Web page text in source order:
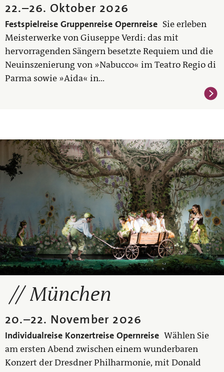
22.–26. Oktober 2026
Festspielreise Gruppenreise Opernreise Sie erleben
Meisterwerke von Giuseppe Verdi: das mit
hervorragenden Sängern besetzte Requiem und die
Neuinszenierung von »Nabucco« im Teatro Regio di
Parma sowie »Aida« in...
München
20.–22. November 2026
Individualreise Konzertreise Opernreise Wählen Sie
am ersten Abend zwischen einem wunderbaren
Konzert der Dresdner Philharmonie, mit Donald